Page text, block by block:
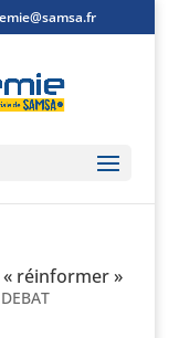
réinformer »
DEBAT